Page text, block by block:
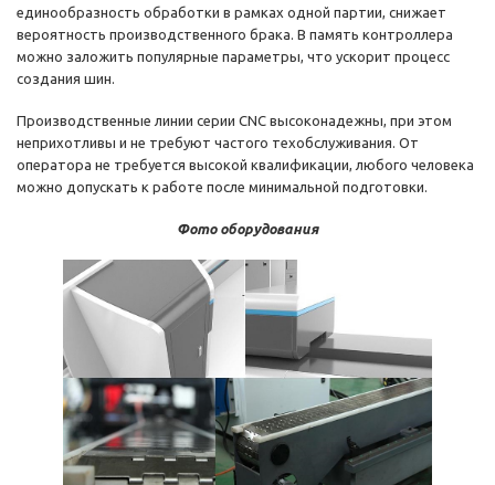
единообразность обработки в рамках одной партии, снижает
вероятность производственного брака. В память контроллера
можно заложить популярные параметры, что ускорит процесс
создания шин.
Производственные линии серии CNC высоконадежны, при этом
неприхотливы и не требуют частого техобслуживания. От
оператора не требуется высокой квалификации, любого человека
можно допускать к работе после минимальной подготовки.
Фото оборудования